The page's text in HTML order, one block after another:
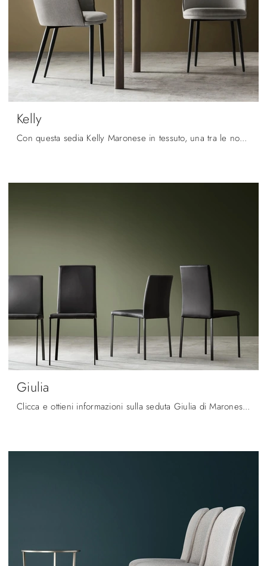
Kelly
Con questa sedia Kelly Maronese in tessuto, una tra le nostre sedute fisse moderne, potrai impreziosire i tuoi locali.
Giulia
Clicca e ottieni informazioni sulla seduta Giulia di Maronese in ecopelle: le più belle Sedie fisse moderne ti aspettano.